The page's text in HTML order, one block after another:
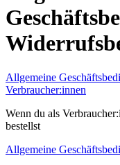
Allgemeine
Verbraucher:innen
Wenn du als
bestellst
Allgemeine